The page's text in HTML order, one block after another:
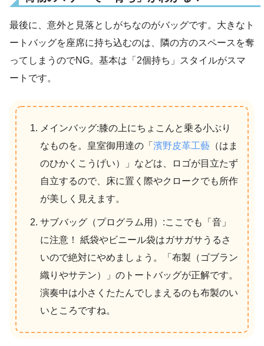
最後に、意外と見落としがちなのがバッグです。大きなト
ートバッグを座席に持ち込むのは、隣の方のスペースを奪
ってしまうのでNG。基本は「2個持ち」スタイルがスマ
ートです。
メインバッグ:膝の上にちょこんと乗る小ぶり
なものを。皇室御用達の「 濱野皮革工藝 （はま
のひかくこうげい）」などは、ロゴが目立たず
自立するので、床に置く際やクロークでも所作
が美しく見えます。
サブバッグ（プログラム用）:ここでも「音」
に注意！ 紙袋やビニール袋はガサガサうるさ
いので絶対にやめましょう。「布製（ゴブラン
織りやサテン）」のトートバッグが正解です。
演奏中は小さくたたんでしまえるのも布製のい
いところですね。